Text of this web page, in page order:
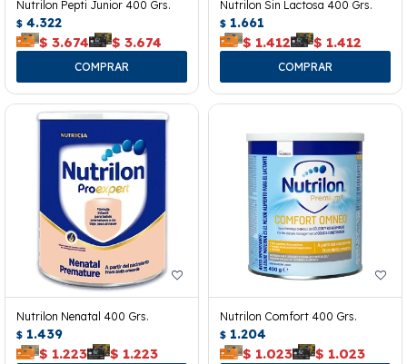
Nutrilon Pepti Junior 400 Grs.
$ 4.322
$ 3.674 $ 3.674
Nutrilon Sin Lactosa 400 Grs.
$ 1.661
$ 1.412 $ 1.412
Nutrilon Nenatal 400 Grs.
$ 1.439
$ 1.223 $ 1.223
Nutrilon Comfort 400 Grs.
$ 1.204
$ 1.023 $ 1.023